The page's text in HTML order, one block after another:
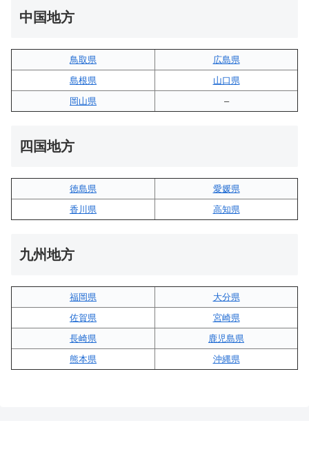
中国地方
鳥取県
広島県
島根県
山口県
岡山県
–
四国地方
徳島県
愛媛県
香川県
高知県
九州地方
福岡県
大分県
佐賀県
宮崎県
長崎県
鹿児島県
熊本県
沖縄県